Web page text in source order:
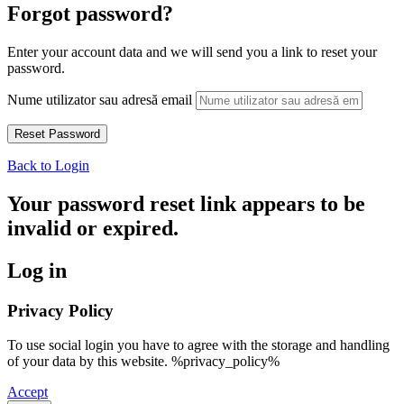
Forgot password?
Enter your account data and we will send you a link to reset your
password.
Nume utilizator sau adresă email
Back to Login
Your password reset link appears to be
invalid or expired.
Log in
Privacy Policy
To use social login you have to agree with the storage and handling
of your data by this website. %privacy_policy%
Accept